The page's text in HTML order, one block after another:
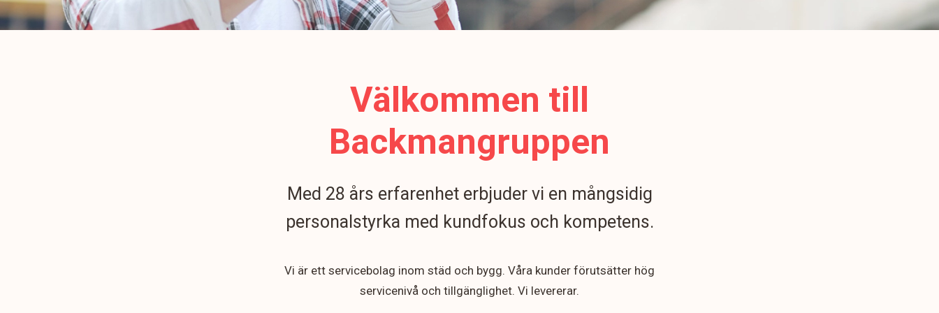
Välkommen till
Backmangruppen
Med 28 års erfarenhet erbjuder vi en mångsidig
personalstyrka med kundfokus och kompetens.
Vi är ett servicebolag inom städ och bygg. Våra kunder förutsätter hög
servicenivå och tillgänglighet. Vi levererar.